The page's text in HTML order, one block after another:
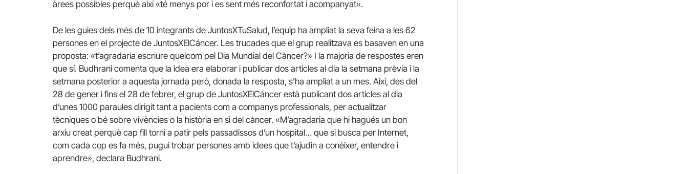
àrees possibles perquè així «té menys por i es sent més reconfortat i acompanyat».
De les guies dels més de 10 integrants de JuntosXTuSalud, l’equip ha ampliat la seva feina a les 62
persones en el projecte de JuntosXElCáncer. Les trucades que el grup realitzava es basaven en una
proposta: «t’agradaria escriure quelcom pel Dia Mundial del Càncer?» I la majoria de respostes eren
que sí. Budhrani comenta que la idea era elaborar i publicar dos articles al dia la setmana prèvia i la
setmana posterior a aquesta jornada però, donada la resposta, s’ha ampliat a un mes. Així, des del
28 de gener i fins el 28 de febrer, el grup de JuntosXElCáncer està publicant dos articles al dia
d’unes 1000 paraules dirigit tant a pacients com a companys professionals, per actualitzar
tècniques o bé sobre vivències o la història en si del càncer. «M’agradaria que hi hagués un bon
arxiu creat perquè cap fill torni a patir pels passadissos d’un hospital… que si busca per Internet,
com cada cop es fa més, pugui trobar persones amb idees que t’ajudin a conèixer, entendre i
aprendre», declara Budhrani.